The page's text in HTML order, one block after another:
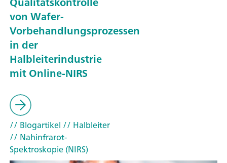
von Wafer-
Vorbehandlungsprozessen
in der
Halbleiterindustrie
mit Online-NIRS
// Blogartikel // Halbleiter
// Nahinfrarot-
Spektroskopie (NIRS)